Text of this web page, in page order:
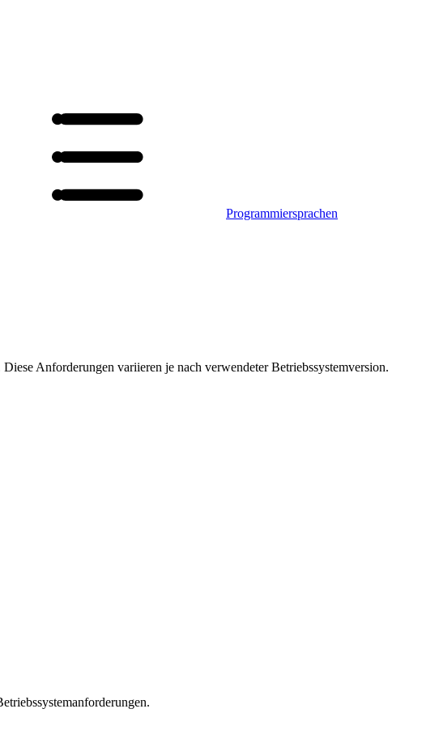
Programmiersprachen
Anforderungen variieren je nach verwendeter Betriebssystemversion.